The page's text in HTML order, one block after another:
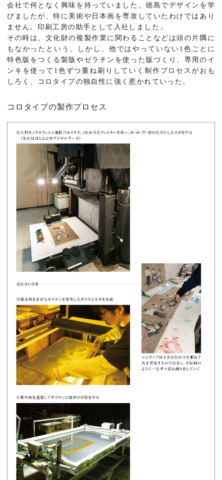
会社で何となく興味を持っていました。徳島でデザインを学
びましたが、特に美術や日本画を専攻していたわけではあり
ません。印刷工房の助手として入社しました」
その時は、文化財の複製作業に関わることなどは頭の片隅に
もなかったという。しかし、他ではやっていない1色ごとに
特色版をつくる製版やゼラチンを使った版づくり、専用のイ
ンキを使って1色ずつ重ね刷りしていく制作プロセスがおも
しろく、コロタイプの独自性に強く惹かれていった。
コロタイプの製作プロセス